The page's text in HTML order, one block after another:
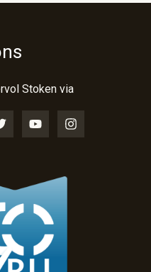
Stoken via